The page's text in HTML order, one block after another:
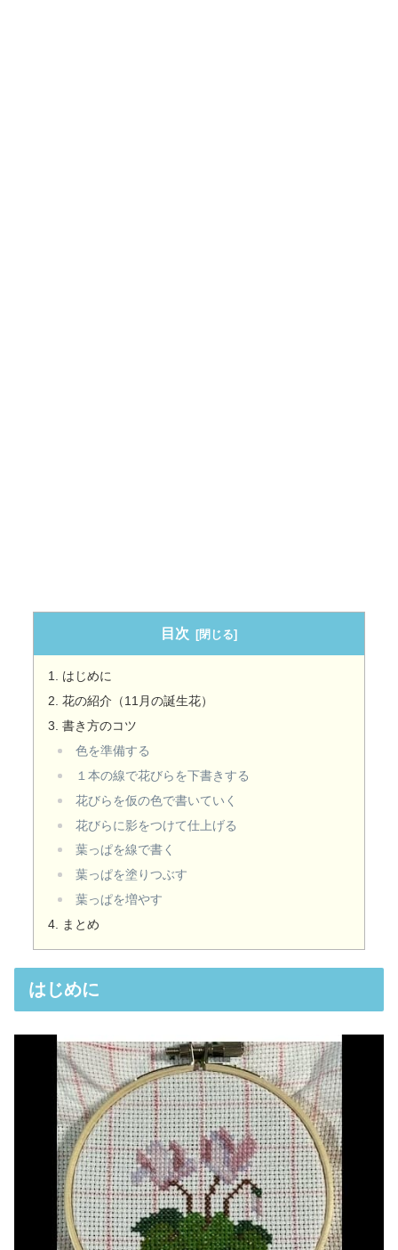
目次
はじめに
花の紹介（11月の誕生花）
書き方のコツ
色を準備する
１本の線で花びらを下書きする
花びらを仮の色で書いていく
花びらに影をつけて仕上げる
葉っぱを線で書く
葉っぱを塗りつぶす
葉っぱを増やす
まとめ
はじめに